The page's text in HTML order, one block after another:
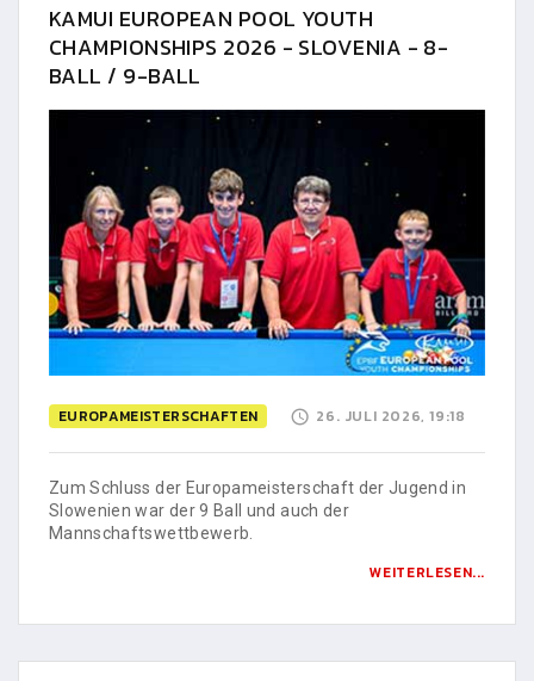
KAMUI EUROPEAN POOL YOUTH
CHAMPIONSHIPS 2026 - SLOVENIA - 8-
BALL / 9-BALL
EUROPAMEISTERSCHAFTEN 26. JULI 2026, 19:18
Zum Schluss der Europameisterschaft der Jugend in
Slowenien war der 9 Ball und auch der
Mannschaftswettbewerb.
WEITERLESEN...